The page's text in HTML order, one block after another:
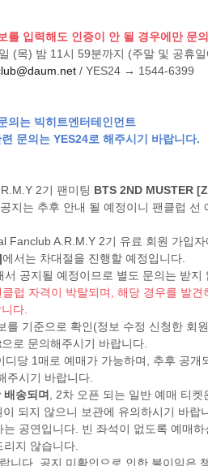
입력해도 인증이 안 될 경우에만 문
(목) 밤 11시 59분까지 (주말 및 공휴
/ YES24 → 1544-6399
의는 빅히트엔터테인먼트
문의는 YES24로 해주시기 바랍니다.
2기 팬미팅 BTS 2ND MUSTER
지는 추후 안내 될 예정이니 팬클럽 선
Fanclub A.R.M.Y 2기 유료 회원 가입
에서는 차대절을 진행할 예정입니다.
공지될 예정이므로 별도 문의는 받지
럽 자격이 박탈되며, 해당 경우를 발견
다.
기준으로 확인(정보 수정 신청한 회
으로 문의해주시기 바랍니다.
당 1매로 예매가 가능하며, 추후 공개
주시기 바랍니다.
송되며
, 2차 오픈 되는 일반 예매 티
되지 않으니 보관에 유의하시기 바랍
공연입니다. 빈 좌석이 없도록 예매
지 않습니다.
니다. 공지 미확인으로 인한 불이익은